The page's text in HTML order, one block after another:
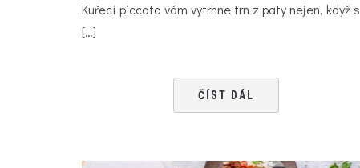
Kuřecí piccata vám vytrhne trn z paty nejen, když s
[…]
ČÍST DÁL